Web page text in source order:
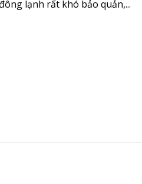
lạnh rất khó bảo quản,...